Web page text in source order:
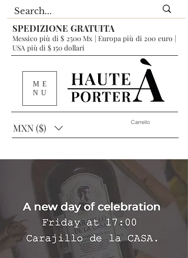
SPEDIZIONE GRATUITA
Messico più di $ 2500 Mx | Europa più di 200 euro |
USA più di $ 150 dollari
Carrello
ME
NU
MXN ($)